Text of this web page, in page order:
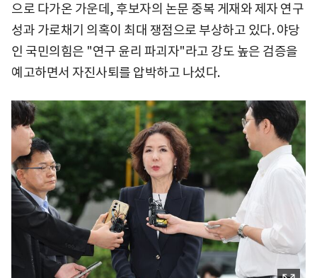
으로 다가온 가운데, 후보자의 논문 중복 게재와 제자 연구
성과 가로채기 의혹이 최대 쟁점으로 부상하고 있다. 야당
인 국민의힘은 "연구 윤리 파괴자"라고 강도 높은 검증을
예고하면서 자진사퇴를 압박하고 나섰다.